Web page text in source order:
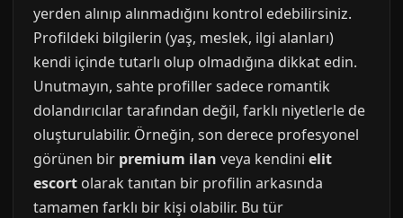
yerden alınıp alınmadığını kontrol edebilirsiniz.
Profildeki bilgilerin (yaş, meslek, ilgi alanları)
kendi içinde tutarlı olup olmadığına dikkat edin.
Unutmayın, sahte profiller sadece romantik
dolandırıcılar tarafından değil, farklı niyetlerle de
oluşturulabilir. Örneğin, son derece profesyonel
görünen bir premium ilan veya kendini elit
escort olarak tanıtan bir profilin arkasında
tamamen farklı bir kişi olabilir. Bu tür